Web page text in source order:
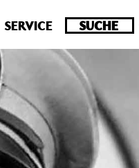
in /homepages/
SERVICE